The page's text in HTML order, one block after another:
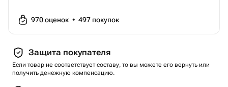
970оценок • 497 покупок
Защита покупателя
Если товар не соответствует составу, то вы можете его вернуть или
получить денежную компенсацию.